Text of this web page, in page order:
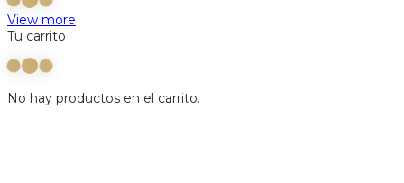
View more
Tu carrito
No hay productos en el carrito.